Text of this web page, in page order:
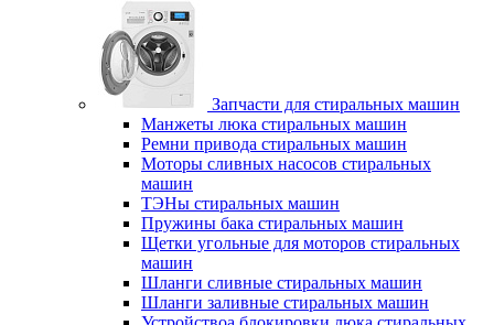
Запчасти для стиральных машин
Манжеты люка стиральных машин
Ремни привода стиральных машин
Моторы сливных насосов стиральных
машин
ТЭНы стиральных машин
Пружины бака стиральных машин
Щетки угольные для моторов стиральных
машин
Шланги сливные стиральных машин
Шланги заливные стиральных машин